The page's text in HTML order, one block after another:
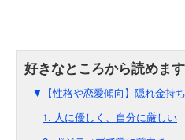
▼【性格や恋愛傾向】隠れ金持
1. 人に優しく、自分に厳しい